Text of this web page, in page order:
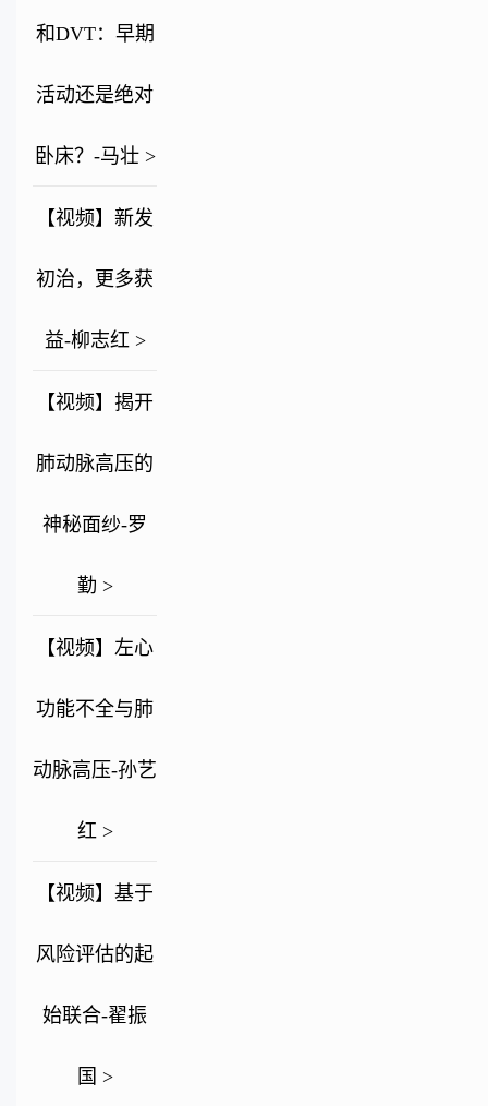
和DVT：早期
活动还是绝对
卧床？-马壮 >
【视频】新发
初治，更多获
益-柳志红 >
【视频】揭开
肺动脉高压的
神秘面纱-罗
勤 >
【视频】左心
功能不全与肺
动脉高压-孙艺
红 >
【视频】基于
风险评估的起
始联合-翟振
国 >